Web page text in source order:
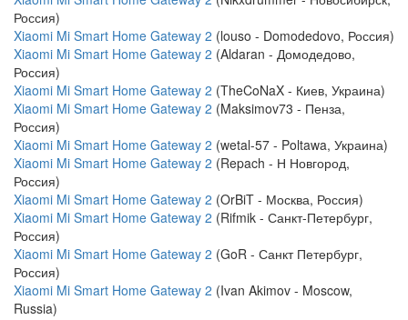
Россия)
Xiaomi Mi Smart Home Gateway 2 (louso - Domodedovo, Россия)
Xiaomi Mi Smart Home Gateway 2 (Aldaran - Домодедово,
Россия)
Xiaomi Mi Smart Home Gateway 2 (TheCoNaX - Киев, Украина)
Xiaomi Mi Smart Home Gateway 2 (Maksimov73 - Пенза,
Россия)
Xiaomi Mi Smart Home Gateway 2 (wetal-57 - Poltawa, Украина)
Xiaomi Mi Smart Home Gateway 2 (Repach - Н Новгород,
Россия)
Xiaomi Mi Smart Home Gateway 2 (OrBiT - Москва, Россия)
Xiaomi Mi Smart Home Gateway 2 (Rifmik - Санкт-Петербург,
Россия)
Xiaomi Mi Smart Home Gateway 2 (GoR - Санкт Петербург,
Россия)
Xiaomi Mi Smart Home Gateway 2 (Ivan Akimov - Moscow,
Russia)